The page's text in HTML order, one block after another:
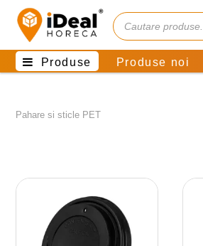
Produse Produse noi
Pahare si sticle PET